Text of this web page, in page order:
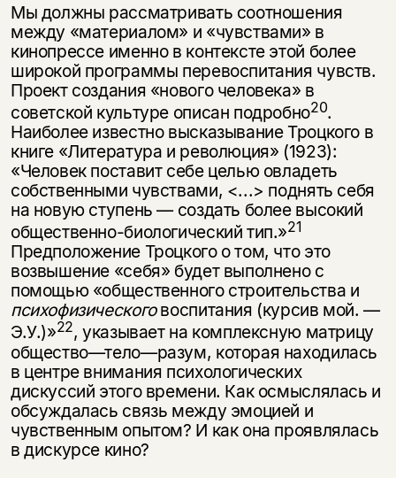
Мы должны рассматривать соотношения
между «материалом» и «чув­ствами» в
кинопрессе именно в контексте этой более
широкой программы перевоспитания чувств.
Проект создания «нового человека» в
советской культуре описан подробно20.
Наиболее известно высказывание Троцкого в
книге «Литература и революция» (1923):
«Человек поставит себе целью овладеть
собственными чувствами, <...> поднять себя
на новую ступень — создать более высокий
общественно-биологический тип.»21
Предположение Троцкого о том, что это
возвышение «себя» будет выполнено с
помощью «об­щественного строительства и
психофизическоговоспитания (курсив мой. —
Э.У.)»22, указывает на комплексную матрицу
общество—тело—разум, которая находилась
в центре внимания психологических
дискуссий этого времени. Как осмыслялась и
обсуждалась связь между эмоцией и
чувственным опы­том? И как она проявлялась
в дискурсе кино?